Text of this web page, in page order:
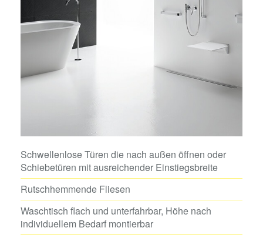
Schwellenlose Türen die nach außen öffnen oder
Schiebetüren mit ausreichender Einstiegsbreite
Rutschhemmende Fliesen
Waschtisch flach und unterfahrbar, Höhe nach
individuellem Bedarf montierbar